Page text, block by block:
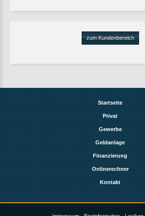
zum Kundenbereich
Startseite
Privat
Gewerbe
Geldanlage
Finanzierung
Onlinerechner
Kontakt